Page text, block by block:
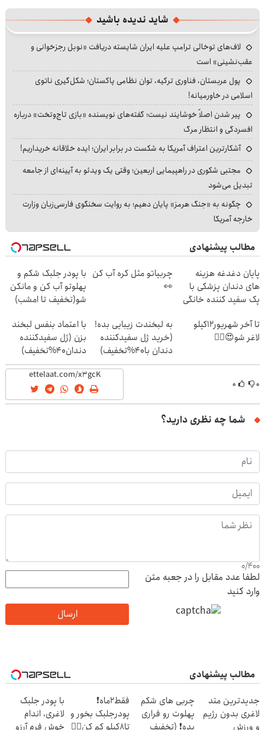
شاید ندیده باشید
لاف‌های توخالی ترامپ علیه ایران شایسته دریافت «نوبل رجزخوانی و
عقب‌نشینی» است
پول عربستان، فناوری ترکیه، توان نظامی پاکستان؛ شکل‌گیری ناتوی
اسلامی در خاورمیانه!
پیر شدن اصلاً خوشایند نیست؛ گفته‌های نویسنده «بازی تاج‌وتخت» درباره
افسردگی و انتظار مرگ
آشکارترین اعتراف آمریکا به شکست در برابر ایران؛ ایده خلاقانه خریداریم!
مجتبی شکوری در راهپیمایی اربعین؛ وقتی یک ویدئو به آیینه‌ای از جامعه
تبدیل می‌شود
چگونه به «جنگ هرمز» پایان دهیم؛ به روایت سخنگوی فارسی‌زبان وزارت
خارجه آمریکا
مطالب پیشنهادی
پایان دغدغه هزینه
های دندان پزشکی با
پک سفید کننده خانگی
چربیاتو مثل کره آب کن
👀
با پودر جلبک شکم و
پهلوتو آب کن و مانکن
شو(تخفیف تا امشب)
تا آخر شهریور12کیلو
لاغر شو😍👌🏻
به لبخندت زیبایی بده!
(خرید ژل سفیدکننده
دندان با40%تخفیف)
با اعتماد بنفس لبخند
بزن (ژل سفیدکننده
دندان40%تخفیف)
۰ ۰
شما چه نظری دارید؟
0/400
لطفا عدد مقابل را در جعبه متن
وارد کنید
ارسال
مطالب پیشنهادی
جدیدترین متد
لاغری بدون رژیم
چربی های شکم
پهلوت رو فراری
فقط2ماه❗
پودرجلبک بخور و
با پودر جلبک
لاغری، اندام